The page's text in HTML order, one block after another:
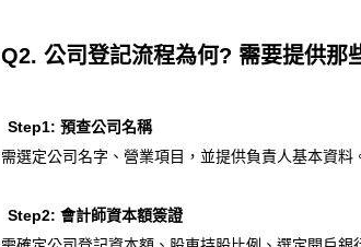
Q2. 公司登記流程為何? 需要提供那
Step1: 預查公司名稱
需選定公司名字、營業項目，並提供負責人基本資料
Step2: 會計師資本額簽證